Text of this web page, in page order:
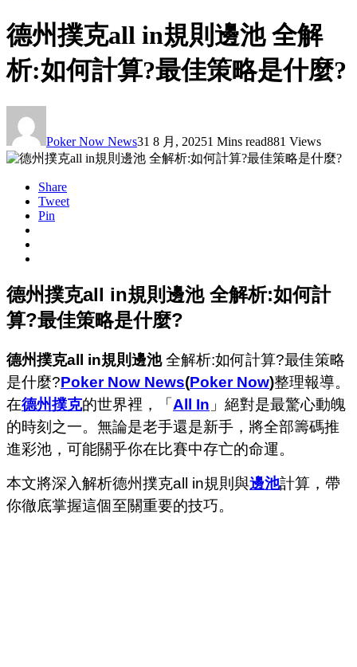
德州撲克all in規則邊池 全解
析:如何計算?最佳策略是什麼?
Poker Now News31 8 月, 20251 Mins read881 Views
Share
Tweet
Pin
德州撲克all in規則邊池 全解析:如何計
算?最佳策略是什麼?
德州撲克all in規則邊池全解析:如何計算?最佳策略
是什麼?Poker Now News(Poker Now)整理報導。
在德州撲克的世界裡，「All In 」絕對是最驚心動魄
的時刻之一。 無論是老手還是新手，將全部籌碼推
進彩池，可能關乎你在比賽中存亡的命運。
本文將深入解析德州撲克all in規則與邊池計算，帶
你徹底掌握這個至關重要的技巧。